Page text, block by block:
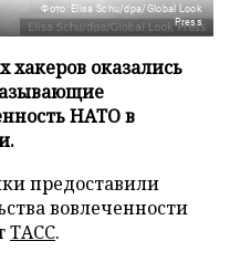
Фото: Elisa Schu/dpa/Global Look
Press
хакеров оказались
НАТО в
предоставили
вовлеченности
ТАСС.